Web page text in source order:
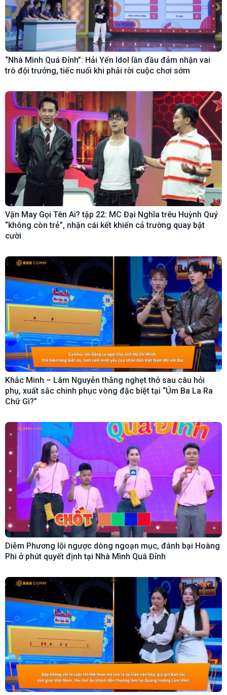
“Nhà Mình Quá Đỉnh”: Hải Yến Idol lần đầu đảm nhận vai
trò đội trưởng, tiếc nuối khi phải rời cuộc chơi sớm
Vận May Gọi Tên Ai? tập 22: MC Đại Nghĩa trêu Huỳnh Quý
“không còn trẻ”, nhận cái kết khiến cả trường quay bật
cười
Khắc Minh – Lâm Nguyễn thắng nghẹt thở sau câu hỏi
phụ, xuất sắc chinh phục vòng đặc biệt tại “Úm Ba La Ra
Chữ Gì?”
Diễm Phương lội ngược dòng ngoạn mục, đánh bại Hoàng
Phi ở phút quyết định tại Nhà Mình Quá Đỉnh